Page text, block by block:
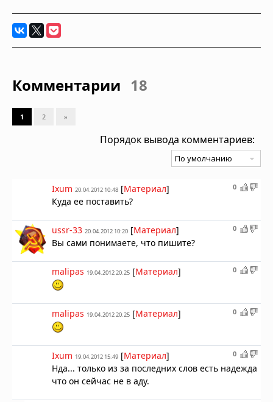
Комментарии 18
1 2 »
Порядок вывода комментариев:
0
Ixum 20.04.2012 10:48 [Материал]
Куда ее поставить?
0
ussr-33 20.04.2012 10:20 [Материал]
Вы сами понимаете, что пишите?
0
malipas 19.04.2012 20:25 [Материал]
0
malipas 19.04.2012 20:25 [Материал]
0
Ixum 19.04.2012 15:49 [Материал]
Нда... только из за последних слов есть надежда
что он сейчас не в аду.